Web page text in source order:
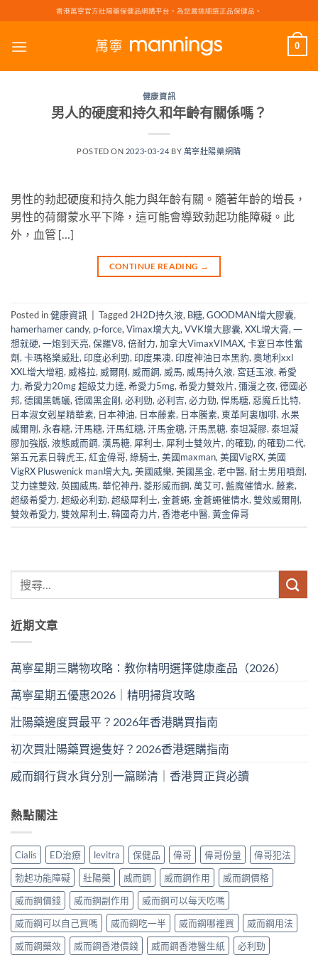
to
content
香港萬寧官方壯陽藥保健品網購平台，為您嚴挑細選正品保健品。
0
健康資訊
男人的硬度和持久和年齡有關係嗎？
POSTED ON 2023-03-24 BY 萬寧壯陽藥網購
男性的勃起硬度和持久能力與年齡有關。隨著年齡的增長，
男性的荷爾蒙水平下降，這可能會導致勃起功能障礙。此
外，血管 […]
CONTINUE READING →
Posted in健康資訊 Tagged 2H2D持久液, B糖, GOODMAN增大膠囊,
hamerhamer candy, p-force, Vimax增大丸, VVK增大膠囊, XXL增大膏, 一
想就硬, 一炮到天亮, 保羅V8, 倍耐力, 加拿大VimaxVIMAX, 卡宴日本性奮
劑, 卡瑪格樂威壯, 印度必利勁, 印度果凍, 印度神油日本黑豹, 奧地利xxl
XXL增大增粗, 威格拉, 威爾剛, 威而鋼, 威馬, 威馬持久液, 宮廷玉液, 希愛
力, 希愛力20mg 超級艾力達, 希愛力5mg, 希愛力雙效片, 彌漫之夜, 德國必
邦, 德國黑螞蟻, 德國黑金剛, 必利勁, 必利吉, 必力勁, 悍馬糖, 惡魔丘比特,
日本淑女剋星精華素, 日本神油, 日本藤素, 日本騰素, 東革阿裏咖啡, 水果
威爾剛, 永春糖, 汗馬糖, 汗馬紅糖, 汗馬金糖, 汗馬黑糖, 泰坦凝膠, 泰坦凝
膠加強版, 液態威而鋼, 漢馬糖, 犀利士, 犀利士雙效片, 的確勁, 的確勁二代,
第五元素日韓虎王, 紅金偉哥, 綠騎士, 美國maxman, 美國VigRX, 美國
VigRX Pluswenick man增大丸, 美國威樂, 美國黑金, 老中醫, 耐士男用噴劑,
艾力達雙效, 英國威馬, 華佗神丹, 菱形威而鋼, 萬艾可, 藍魔催情水, 藤素,
超級希愛力, 超級必利勁, 超級犀利士, 金蒼蠅, 金蒼蠅催情水, 雙效威爾剛,
雙效希愛力, 雙效犀利士, 韓國奇力片, 香港老中醫, 黃金偉哥
近期文章
萬寧星期三購物攻略：教你精明選擇健康產品（2026）
萬寧星期五優惠2026｜精明掃貨攻略
壯陽藥邊度買最平？2026年香港購買指南
初次買壯陽藥買邊隻好？2026香港選購指南
威而鋼行貨水貨分別一篇睇清｜香港買正貨必讀
熱點關注
Cialis ED治療 levitra 保健品 偉哥 偉哥份量
偉哥犯法
勃起功能障礙
壯陽藥 威而鋼 威而鋼作用
威而鋼價格
威而鋼價錢
威而鋼副作用
威而鋼可以每天吃嗎
威而鋼可以自己買嗎
威而鋼吃一半 威而鋼哪裡買
威而鋼用法
威而鋼藥效
威而鋼香港價錢 威而鋼香港醫生紙 必利勁